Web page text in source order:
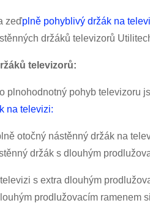
zeďplně pohyblivý držák na
držáků televizorů
televizorů:
plnohodnotný pohyb televizoru
na televizi:
otočný nástěnný držák na
držák s dlouhým
s extra dlouhým
prodlužovacím